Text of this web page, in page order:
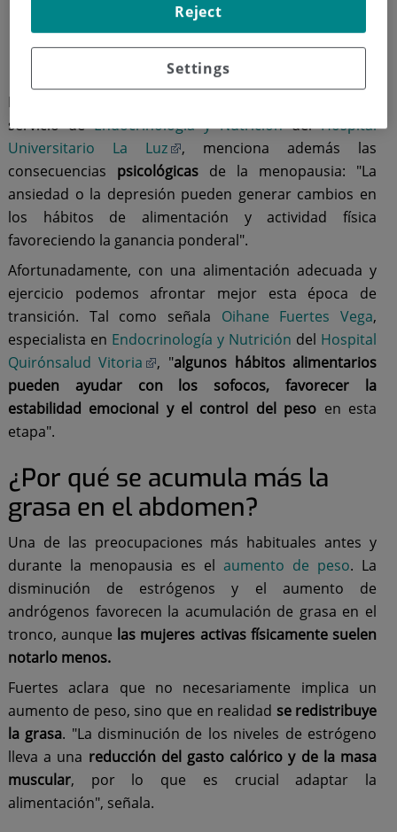
ansiedad o irritabilidad.
y disminución de la energía.
La doctora
servicio deEndocrinología y NutricióndelHospital
Universitario La Luz
, menciona además las
consecuencias psicológicasde la menopausia: "La
ansiedad o la depresión pueden generar cambios en
los hábitos de alimentación y actividad física
favoreciendo la ganancia ponderal".
Afortunadamente, con una alimentación adecuada y
ejercicio podemos afrontar mejor esta época de
transición. Tal como señala Oihane Fuertes Vega,
especialista en Endocrinología y Nutrición del Hospital
Quirónsalud Vitoria
, "algunos hábitos alimentarios
pueden ayudar con los sofocos, favorecer la
estabilidad emocional y el control del peso en esta
etapa".
¿Por qué se acumula más la
grasa en el abdomen?
Una de las preocupaciones más habituales antes y
durante la menopausia es elaumento de peso. La
disminución de estrógenos y el aumento de
andrógenos favorecen la acumulación de grasa en el
tronco, aunque las mujeres activas físicamente suelen
notarlo menos.
Fuertes aclara que no necesariamente implica un
aumento de peso, sino que en realidad se redistribuye
la grasa. "La disminución de los niveles de estrógeno
lleva a una reducción del gasto calórico y de la masa
muscular, por lo que es crucial adaptar la
alimentación", señala.
Settings
Reject